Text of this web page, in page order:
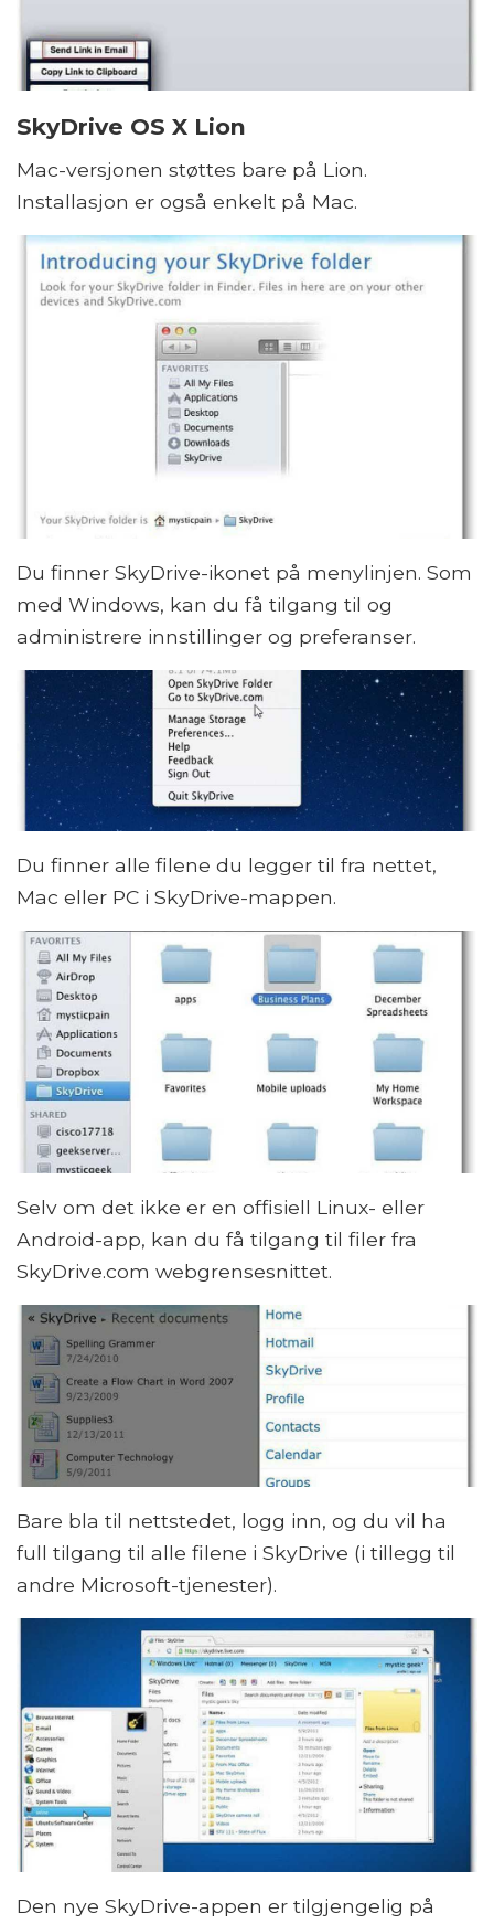
SkyDrive OS X Lion
Mac-versjonen støttes bare på Lion.
Installasjon er også enkelt på Mac.
Du finner SkyDrive-ikonet på menylinjen. Som
med Windows, kan du få tilgang til og
administrere innstillinger og preferanser.
Du finner alle filene du legger til fra nettet,
Mac eller PC i SkyDrive-mappen.
Selv om det ikke er en offisiell Linux- eller
Android-app, kan du få tilgang til filer fra
SkyDrive.com webgrensesnittet.
Bare bla til nettstedet, logg inn, og du vil ha
full tilgang til alle filene i SkyDrive (i tillegg til
andre Microsoft-tjenester).
Den nye SkyDrive-appen er tilgjengelig på